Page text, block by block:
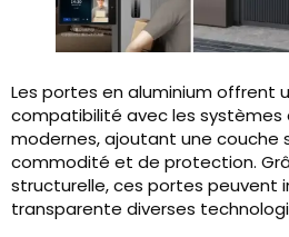
Les portes en aluminium offrent
compatibilité avec les systèmes
modernes, ajoutant une couche
commodité et de protection.
structurelle, ces portes peuvent
transparente diverses